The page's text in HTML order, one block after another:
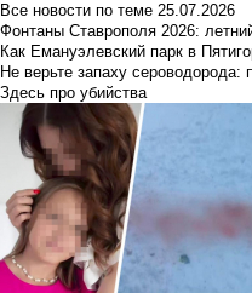
Все новости по теме 25.07.2026
Фонтаны Ставрополя 2026:
Как Емануэлевский парк в
Не верьте запаху сероводорода:
Здесь про убийства